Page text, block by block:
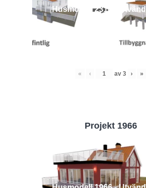
Husmodell 2314 -
« ‹ av 3 › »
Projekt 1966